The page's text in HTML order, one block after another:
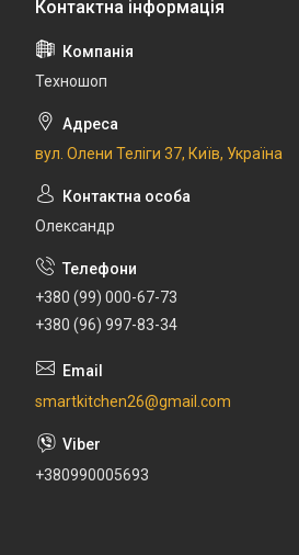
Техношоп
вул. Олени Теліги 37, Київ, Україна
Олександр
+380 (99) 000-67-73
+380 (96) 997-83-34
smartkitchen26@gmail.com
+380990005693